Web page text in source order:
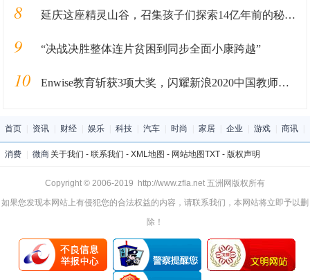
8 延庆这座精灵山谷，召集孩子们探索14亿年前的秘密！！
9 “决战决胜整体连片贫困到同步全面小康跨越”
10 Enwise教育斩获3项大奖，闪耀新浪2020中国教师盛典
首页 资讯 财经 娱乐 科技 汽车 时尚 家居 企业 游戏 商讯
消费 微商 关于我们 - 联系我们 - XML地图 - 网站地图TXT- 版权声明
Copyright © 2006-2019 http://www.zfla.net 五洲网版权所有
如果您发现本网站上有侵犯您的合法权益的内容，请联系我们，本网站将立即予以删
除！